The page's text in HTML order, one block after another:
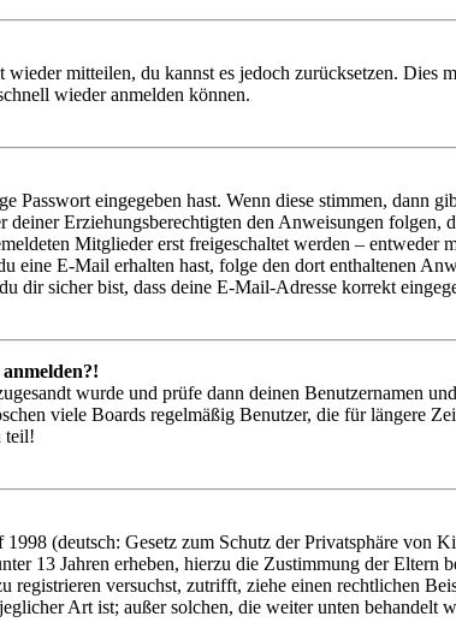
mitteilen, du kannst es jedoch zurücksetzen. Dies
wieder anmelden können.
Passwort eingegeben hast. Wenn diese stimmen, dann
deiner Erziehungsberechtigten den Anweisungen
Mitglieder erst freigeschaltet werden – entweder
E-Mail erhalten hast, folge den dort enthaltenen
dir sicher bist, dass deine E-Mail-Adresse korrekt
wurde und prüfe dann deinen Benutzernamen
viele Boards regelmäßig Benutzer, die für längere
teil!
(deutsch: Gesetz zum Schutz der Privatsphäre von
13 Jahren erheben, hierzu die Zustimmung der Eltern
versuchst, zutrifft, ziehe einen rechtlichen
Art ist; außer solchen, die weiter unten behandelt